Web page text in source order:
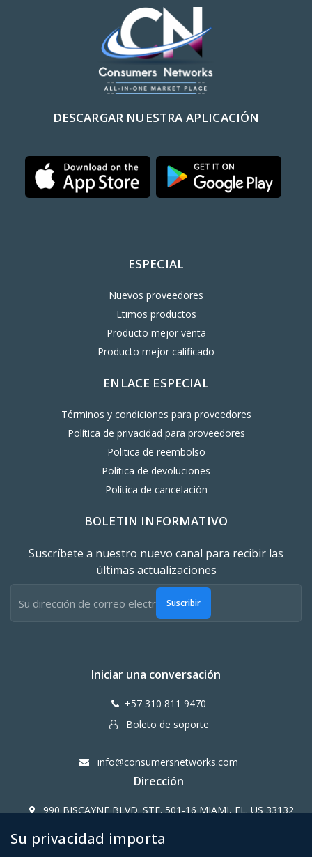
DESCARGAR NUESTRA APLICACIÓN
ESPECIAL
Nuevos proveedores
Ltimos productos
Producto mejor venta
Producto mejor calificado
ENLACE ESPECIAL
Términos y condiciones para proveedores
Política de privacidad para proveedores
Politica de reembolso
Política de devoluciones
Política de cancelación
BOLETIN INFORMATIVO
Suscríbete a nuestro nuevo canal para recibir las
últimas actualizaciones
Suscribir
Iniciar una conversación
+57 310 811 9470
Boleto de soporte
info@consumersnetworks.com
Dirección
990 BISCAYNE BLVD. STE. 501-16 MIAMI, FL. US 33132
Su privacidad importa